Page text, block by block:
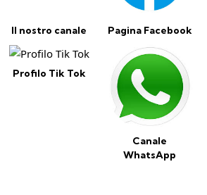
Il nostro canale Pagina Facebook
Profilo Tik Tok
Canale
WhatsApp